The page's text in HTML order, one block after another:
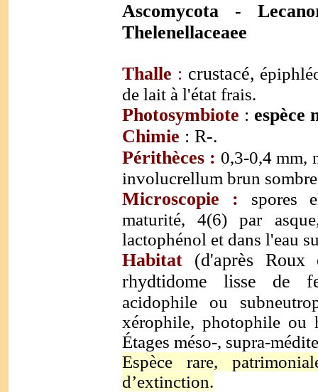
Ascomycota -
Thelenellaceaee
Thalle : crustacé,
de lait à l'état frais.
Photosymbiote : espèce
Chimie : R-.
Périthèces : 0,3-0,4 mm,
involucrellum brun
Microscopie :
spores
maturité, 4(6) par
lactophénol et dans l'eau
Habitat (d'après
rhydtidome lisse de
acidophile ou
xérophile, photophile ou
Étages méso-, supra-
Espèce rare,
d’extinction.